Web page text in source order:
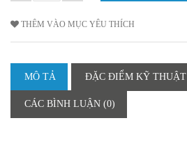
THÊM VÀO MỤC YÊU THÍCH
MÔ TẢ ĐẶC ĐIỂM KỸ THUẬT
CÁC BÌNH LUẬN (0)